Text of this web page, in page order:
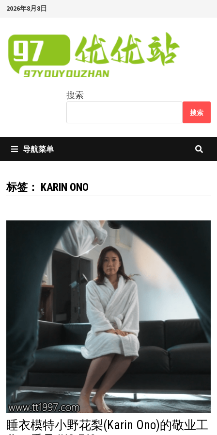
Skip
content
2026年8月8日
搜索
搜索
导航菜单
标签： KARIN ONO
睡衣模特小野花梨(Karin Ono)的敬业工